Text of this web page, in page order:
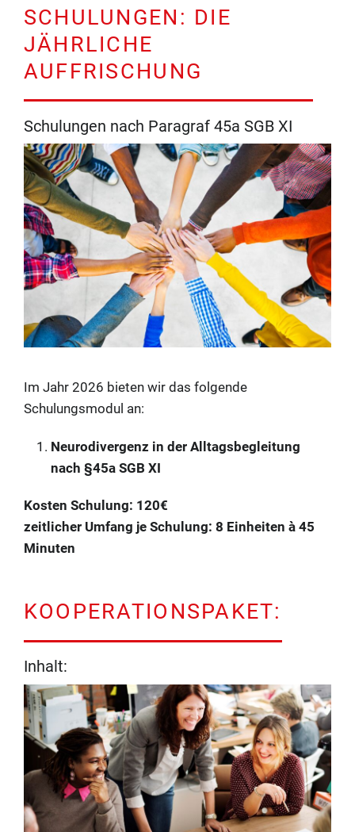
SCHULUNGEN: DIE
JÄHRLICHE
AUFFRISCHUNG
Schulungen nach Paragraf 45a SGB XI
Im Jahr 2026 bieten wir das folgende
Schulungsmodul an:
Neurodivergenz in der Alltagsbegleitung
nach §45a SGB XI
Kosten Schulung: 120€
zeitlicher Umfang je Schulung: 8 Einheiten à 45
Minuten
KOOPERATIONSPAKET:
Inhalt: